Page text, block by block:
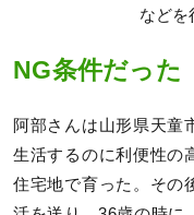
などを
NG条件だった
阿部さんは山形県天童
生活するのに利便性の
住宅地で育った。その